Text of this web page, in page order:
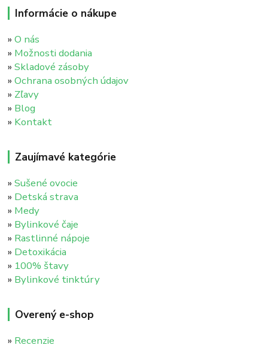
Informácie o nákupe
»O nás
» Možnosti dodania
»Skladové zásoby
»Ochrana osobných údajov
» Zľavy
» Blog
» Kontakt
Zaujímavé kategórie
»Sušené ovocie
» Detská strava
» Medy
» Bylinkové čaje
» Rastlinné nápoje
» Detoxikácia
» 100% štavy
» Bylinkové tinktúry
Overený e-shop
» Recenzie